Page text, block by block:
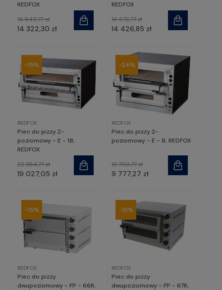
REDFOX
14 322,30 zł
16 849,77 zł
REDFOX
14 426,85 zł
16 972,77 zł
REDFOX
Piec do pizzy 2-
poziomowy - E - 18,
REDFOX
19 027,05 zł
22 384,77 zł
-15%
REDFOX
Piec do pizzy 2-
poziomowy - E - 8, REDFOX
9 777,27 zł
12 790,77 zł
-24%
REDFOX
Piec do pizzy
dwupoziomowy - FP - 66R,
-15%
REDFOX
Piec do pizzy
dwupoziomowy - FP - 67R,
-15%